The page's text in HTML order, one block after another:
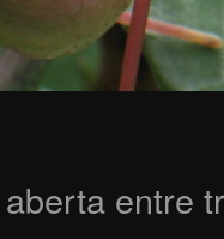
entre